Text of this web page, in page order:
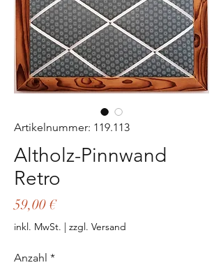
Artikelnummer: 119.113
Altholz-Pinnwand
Retro
59,00 €Preis
inkl. MwSt. | zzgl. Versand
Anzahl *